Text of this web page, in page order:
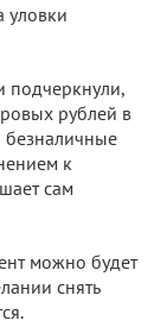
уловки
подчеркнули,
рублей в
безналичные
к
сам
можно будет
снять